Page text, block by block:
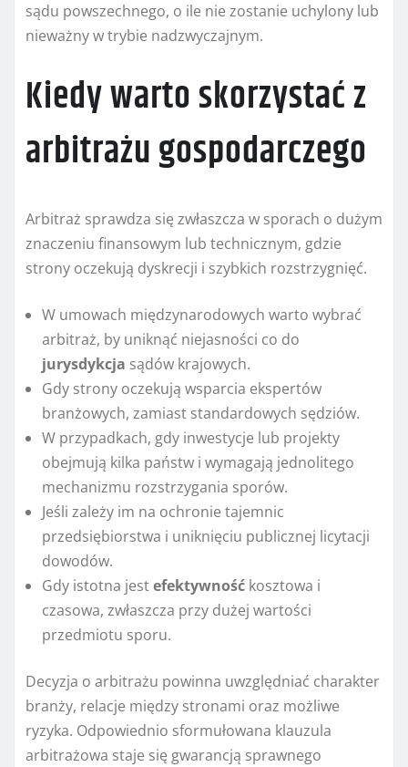
sądu powszechnego, o ile nie zostanie uchylony lub
nieważny w trybie nadzwyczajnym.
Kiedy warto skorzystać z
arbitrażu gospodarczego
Arbitraż sprawdza się zwłaszcza w sporach o dużym
znaczeniu finansowym lub technicznym, gdzie
strony oczekują dyskrecji i szybkich rozstrzygnięć.
W umowach międzynarodowych warto wybrać
arbitraż, by uniknąć niejasności co do
jurysdykcja sądów krajowych.
Gdy strony oczekują wsparcia ekspertów
branżowych, zamiast standardowych sędziów.
W przypadkach, gdy inwestycje lub projekty
obejmują kilka państw i wymagają jednolitego
mechanizmu rozstrzygania sporów.
Jeśli zależy im na ochronie tajemnic
przedsiębiorstwa i uniknięciu publicznej licytacji
dowodów.
Gdy istotna jestefektywność kosztowa i
czasowa, zwłaszcza przy dużej wartości
przedmiotu sporu.
Decyzja o arbitrażu powinna uwzględniać charakter
branży, relacje między stronami oraz możliwe
ryzyka. Odpowiednio sformułowana klauzula
arbitrażowa staje się gwarancją sprawnego